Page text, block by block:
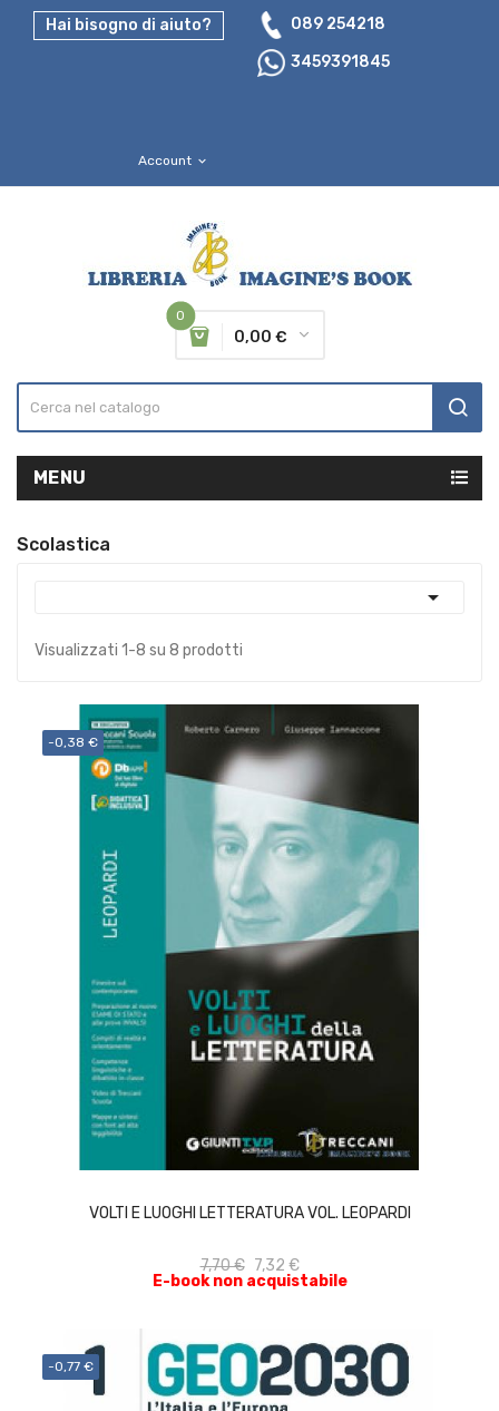
Hai bisogno di aiuto?
089 254218
3459391845
Account expand_more
0
0,00 €
MENU
Scolastica

Visualizzati 1-8 su 8 prodotti
-0,38 €
VOLTI E LUOGHI LETTERATURA VOL. LEOPARDI
7,70 € 7,32 €
E-book non acquistabile
-0,77 €